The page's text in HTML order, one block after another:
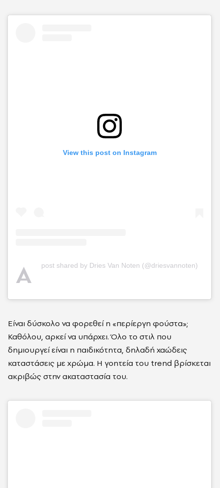
View this post on Instagram
A post shared by Dries Van Noten (@driesvannoten)
Είναι δύσκολο να φορεθεί η «περίεργη φούστα»;
Καθόλου, αρκεί να υπάρχει. Όλο το στιλ που
δημιουργεί είναι η παιδικότητα, δηλαδή χαώδεις
καταστάσεις με χρώμα. Η γοητεία του trend βρίσκεται
ακριβώς στην ακαταστασία του.